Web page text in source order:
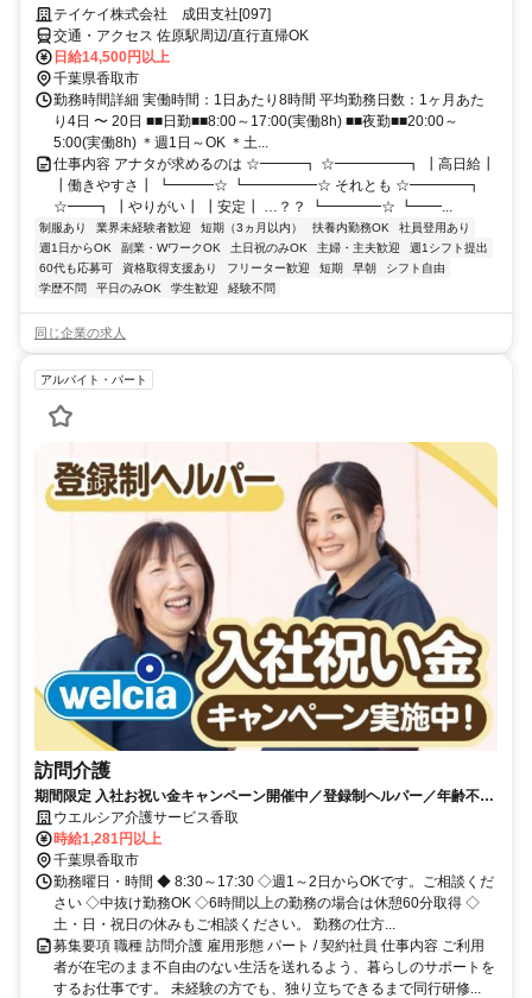
テイケイ株式会社 成田支社[097]
交通・アクセス 佐原駅周辺/直行直帰OK
日給14,500円以上
千葉県香取市
勤務時間詳細 実働時間：1日あたり8時間 平均勤務日数：1ヶ月あた
り4日 〜 20日 ■■日勤■■8:00～17:00(実働8h) ■■夜勤■■20:00～
5:00(実働8h) ＊週1日～OK ＊土...
仕事内容 アナタが求めるのは ☆━━━┓ ☆━━━━━┓ ┃高日給┃
┃働きやすさ┃ ┗━━━☆ ┗━━━━━☆ それとも ☆━━━━┓
☆━━┓ ┃やりがい┃ ┃安定┃ …？？ ┗━━━━☆ ┗━━...
制服あり 業界未経験者歓迎 短期（3ヵ月以内） 扶養内勤務OK
社員登用あり
週1日からOK
副業・WワークOK 土日祝のみOK 主婦・主夫歓迎
週1シフト提出
60代も応募可
資格取得支援あり フリーター歓迎 短期 早朝
シフト自由
学歴不問
平日のみOK 学生歓迎 経験不問
同じ企業の求人
アルバイト・パート
訪問介護
期間限定 入社お祝い金キャンペーン開催中／登録制ヘルパー／年齢不問
／週1～2日からOK！
ウエルシア介護サービス香取
時給1,281円以上
千葉県香取市
勤務曜日・時間 ◆ 8:30～17:30 ◇週1～2日からOKです。ご相談くだ
さい ◇中抜け勤務OK ◇6時間以上の勤務の場合は休憩60分取得 ◇
土・日・祝日の休みもご相談ください。 勤務の仕方...
募集要項 職種 訪問介護 雇用形態 パート / 契約社員 仕事内容 ご利用
者が在宅のまま不自由のない生活を送れるよう、暮らしのサポートを
するお仕事です。 未経験の方でも、独り立ちできるまで同行研修...